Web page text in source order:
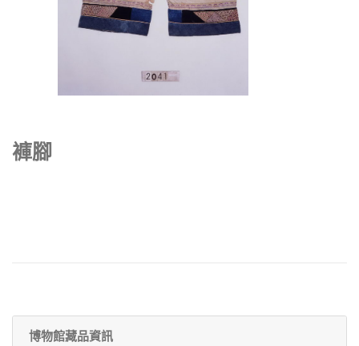
褲腳
博物館藏品資訊